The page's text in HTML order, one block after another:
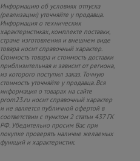
Информацию об условиях отпуска
(реализации) уточняйте у продавца.
Информация о технических
характеристиках, комплекте поставки,
стране изготовления и внешнем виде
товара носит справочный характер.
Стоимость товара и стоимость доставки
приблизительная и зависит от региона,
из которого поступил заказ. Точную
стоимость уточняйте у продавца. Вся
информация о товарах на сайте
prom23.ru носит справочный характер
и не является публичной офертой в
соответствии с пунктом 2 статьи 437 ГК
РФ. Убедительно просим Вас при
покупке проверять наличие желаемых
функций и характеристик.